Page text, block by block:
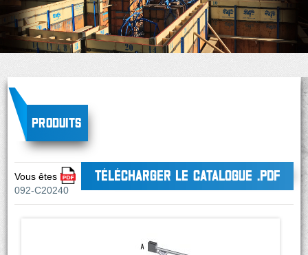
Produits
TÉLÉCHARGER LE CATALOGUE .PDF
Vous êtes ici :
092-C20240